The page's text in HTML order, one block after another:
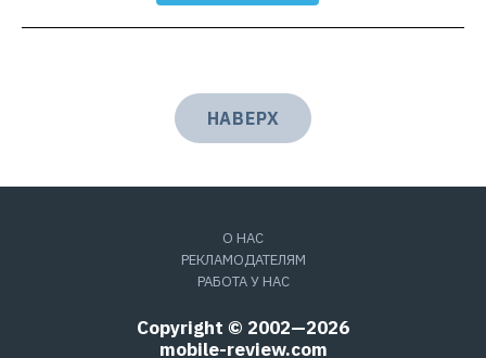
НАВЕРХ
О НАС
РЕКЛАМОДАТЕЛЯМ
РАБОТА У НАС
Copyright © 2002—2026
mobile-review.com